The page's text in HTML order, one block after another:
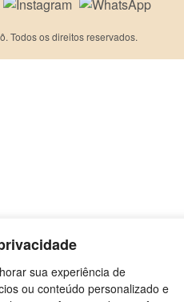
sua experiência de
ou conteúdo personalizado e
Todos os direitos reservados.